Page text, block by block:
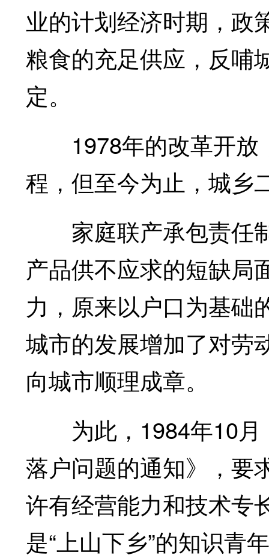
业的计划经济时期，政
粮食的充足供应，反哺
定。
1978年的改革开放
程，但至今为止，城乡
家庭联产承包责任
产品供不应求的短缺局
力，原来以户口为基础
城市的发展增加了对劳
向城市顺理成章。
为此，1984年10月
落户问题的通知》，要
许有经营能力和技术专
是“上山下乡”的知识青